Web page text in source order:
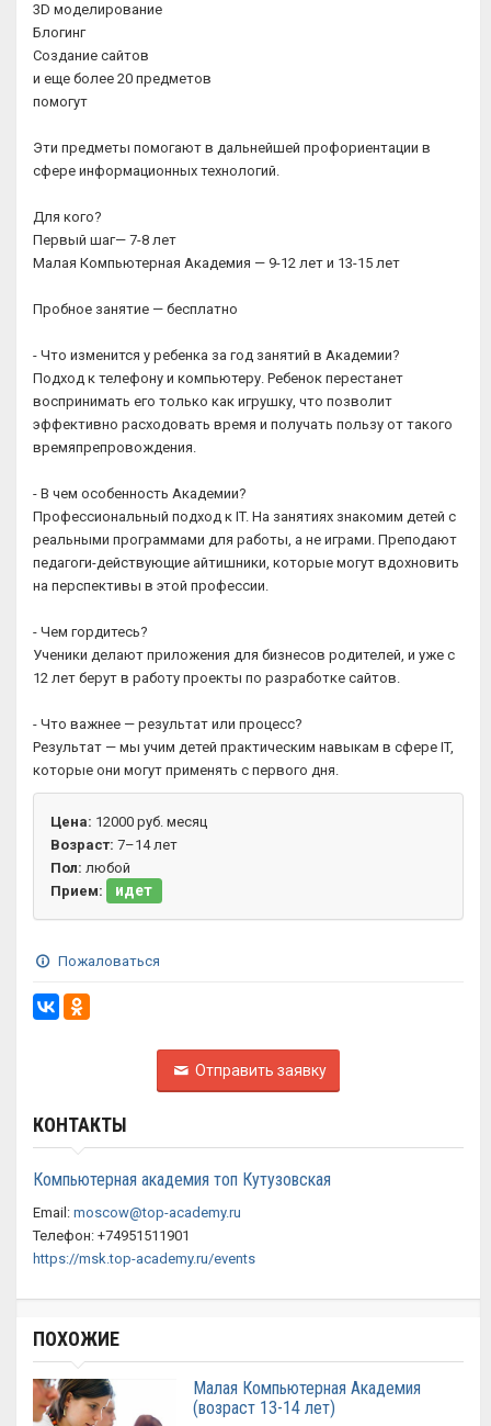
3D моделирование
Блогинг
Создание сайтов
и еще более 20 предметов
помогут
Эти предметы помогают в дальнейшей профориентации в
сфере информационных технологий.
Для кого?
Первый шаг— 7-8 лет
Малая Компьютерная Академия — 9-12 лет и 13-15 лет
Пробное занятие — бесплатно
- Что изменится у ребенка за год занятий в Академии?
Подход к телефону и компьютеру. Ребенок перестанет
воспринимать его только как игрушку, что позволит
эффективно расходовать время и получать пользу от такого
времяпрепровождения.
- В чем особенность Академии?
Профессиональный подход к IT. На занятиях знакомим детей с
реальными программами для работы, а не играми. Преподают
педагоги-действующие айтишники, которые могут вдохновить
на перспективы в этой профессии.
- Чем гордитесь?
Ученики делают приложения для бизнесов родителей, и уже с
12 лет берут в работу проекты по разработке сайтов.
- Что важнее — результат или процесс?
Результат — мы учим детей практическим навыкам в сфере IT,
которые они могут применять с первого дня.
Цена: 12000 руб. месяц
Возраст: 7–14 лет
Пол: любой
Прием:
идет
Пожаловаться
Отправить заявку
КОНТАКТЫ
Компьютерная академия топ Кутузовская
Email: moscow@top-academy.ru
Телефон: +74951511901
https://msk.top-academy.ru/events
ПОХОЖИЕ
Малая Компьютерная Академия
(возраст 13-14 лет)